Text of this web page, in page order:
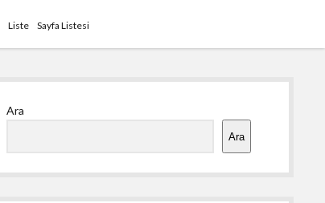
Liste Sayfa Listesi
Ara
Ara